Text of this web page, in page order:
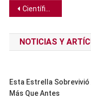
Navegación
de
entradas
Científicos crean una piel falsa para evitar que las personas sean picadas en estudios sobre mosquitos
NOTICIAS Y
Esta Estrella
Más Que Antes